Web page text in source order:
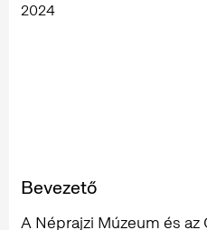
2024
Bevezető
A Néprajzi Múzeum és